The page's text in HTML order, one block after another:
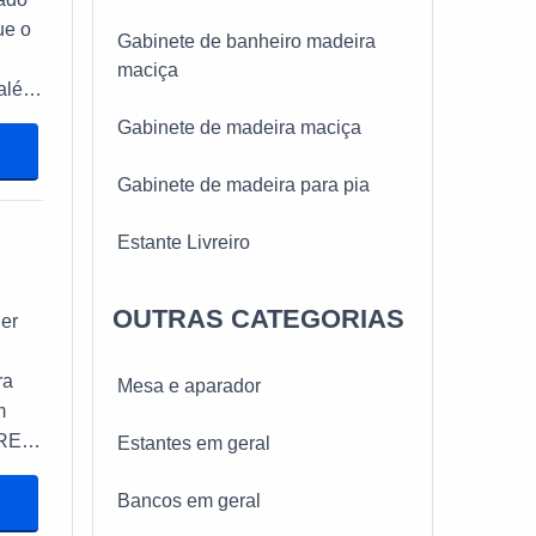
de
Gabinete de banheiro madeira
maciça
Gabinete de madeira maciça
Gabinete de madeira para pia
Estante Livreiro
OUTRAS CATEGORIAS
Mesa e aparador
Estantes em geral
Bancos em geral